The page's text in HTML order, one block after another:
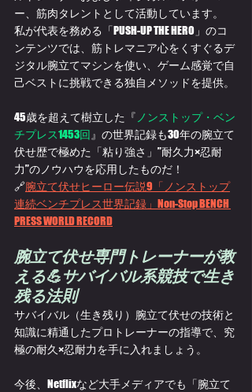
ー、筋肉タレントとして活動しています。
私が代表を務める「PUSH-UP THE HERO」のコ
ンテンツでは、筋トレマニア心をくすぐるデ
ジタル腕立てマシンを使い、ゲーム感覚で自
己ベストに挑戦できる独自メソッドを提供。
45歳を超えて樹立した『 ノンストップ・ベン
チプレス1453回 』の世界記録も30年の腕立て
伏せ歴で極めた「粘り強さ」”耐久力×忍耐
力”のノウハウを応用したものだ！
🔗腕立て伏せヒーロー伝説9「ノンストップ
連続ベンチプレス世界記録」Non-Stop BENCH
PRESS WORLD RECORD
腕立て伏せ専門トレーナーが教
える💪サバイバル系競技で生き
残る法則
サバイバル（生き残り）腕立て伏せの技術と
知識に精通したプロトレーナーの指導で、究
極の耐久×忍耐力を手に入れましょう。
今後、Netflixなど大手メディアでも「腕立て